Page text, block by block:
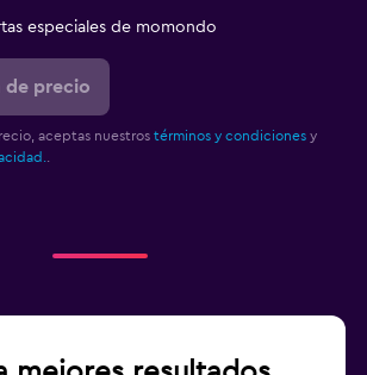
especiales de momondo
de precio
aceptas nuestros términos y condiciones y